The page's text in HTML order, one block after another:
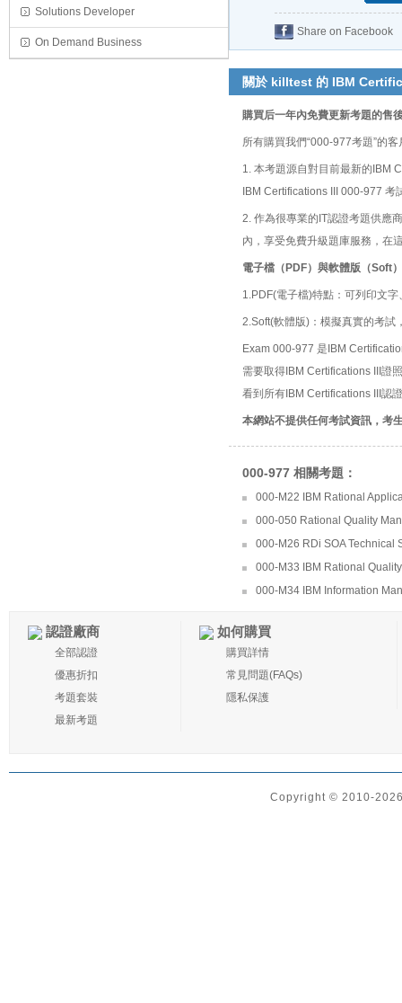
Solutions Developer
On Demand Business
Share on Facebook
關於 killtest 的 IBM
購買后一年內免費更新考題的售
所有購買我們“000-977考題”的
1. 本考題源自對目前最新的IBM
IBM Certifications III 000-977
2. 作為很專業的IT認證考題供應
內，享受免費升級題庫服務，在
電子檔（PDF）與軟體版（Soft
1.PDF(電子檔)特點：可列印文
2.Soft(軟體版)：模擬真實的考試
Exam 000-977 是IBM
需要取得IBM Certifications III證
看到所有IBM Certifications III認
本網站不提供任何考試資訊，考
000-977 相關考題：
000-M22 IBM Rational
000-050 Rational Quality
000-M26 RDi SOA Technical
000-M33 IBM Rational
000-M34 IBM Information
認證廠商
全部認證
優惠折扣
考題套裝
最新考題
如何購買
購買詳情
常見問題(FAQs)
隱私保護
Copyright © 2010-